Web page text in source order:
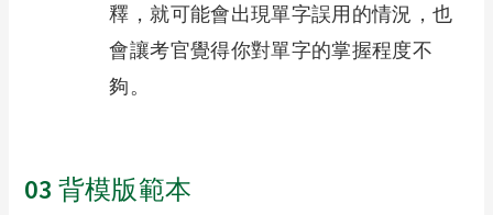
釋，就可能會出現單字誤用的情況，也
會讓考官覺得你對單字的掌握程度不
夠。
03 背模版範本